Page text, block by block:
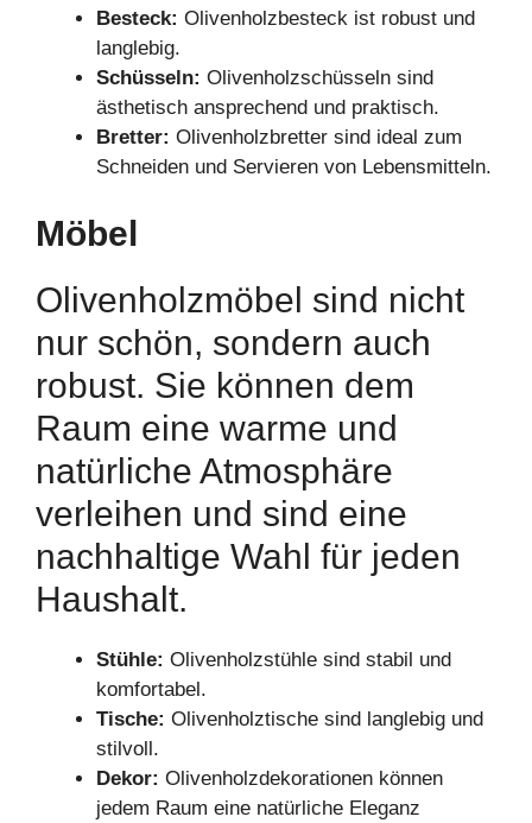
Besteck: Olivenholzbesteck ist robust und
langlebig.
Schüsseln: Olivenholzschüsseln sind
ästhetisch ansprechend und praktisch.
Bretter: Olivenholzbretter sind ideal zum
Schneiden und Servieren von Lebensmitteln.
Möbel
Olivenholzmöbel sind nicht
nur schön, sondern auch
robust. Sie können dem
Raum eine warme und
natürliche Atmosphäre
verleihen und sind eine
nachhaltige Wahl für jeden
Haushalt.
Stühle: Olivenholzstühle sind stabil und
komfortabel.
Tische: Olivenholztische sind langlebig und
stilvoll.
Dekor: Olivenholzdekorationen können
jedem Raum eine natürliche Eleganz